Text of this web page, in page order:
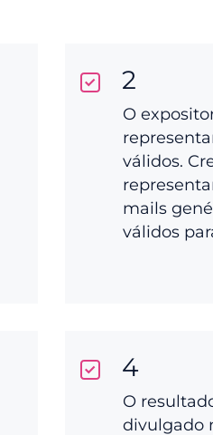
2
O
válidos.
mails
válidos
4
O
divulgado